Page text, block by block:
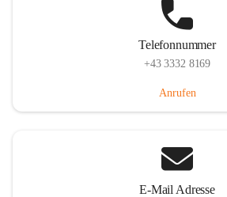
Telefonnummer
+43 3332 8169
Anrufen
E-Mail Adresse